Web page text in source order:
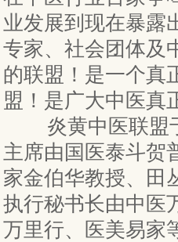
业发展到现在暴露
专家、社会团体及
的联盟！是一个真
盟！是广大中医真
炎黄中医联盟于
主席由国医泰斗贺
家金伯华教授、田
执行秘书长由中医
万里行、医美易家